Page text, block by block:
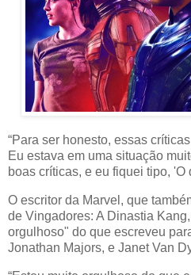
“Para ser honesto, essas
Eu estava em uma situação
boas críticas, e eu fiquei tipo, 'O
O escritor da Marvel, que
de Vingadores: A Dinastia
orgulhoso" do que escreveu
Jonathan Majors, e Janet Van